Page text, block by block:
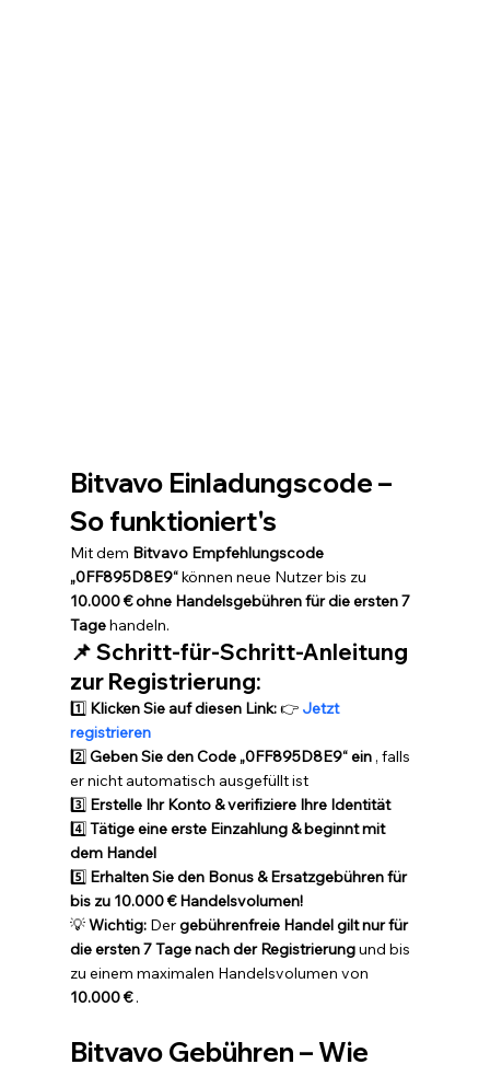
Bitvavo Einladungscode –
So funktioniert's
Mit dem Bitvavo Empfehlungscode
„0FF895D8E9“ können neue Nutzer bis zu
10.000 € ohne Handelsgebühren für die ersten 7
Tage handeln.
📌 Schritt-für-Schritt-Anleitung
zur Registrierung:
1️⃣ Klicken Sie auf diesen Link: 👉 Jetzt
registrieren
2️⃣ Geben Sie den Code „0FF895D8E9“ ein , falls
er nicht automatisch ausgefüllt ist
3️⃣ Erstelle Ihr Konto & verifiziere Ihre Identität
4️⃣ Tätige eine erste Einzahlung & beginnt mit
dem Handel
5️⃣ Erhalten Sie den Bonus & Ersatzgebühren für
bis zu 10.000 € Handelsvolumen!
💡 Wichtig: Der gebührenfreie Handel gilt nur für
die ersten 7 Tage nach der Registrierung und bis
zu einem maximalen Handelsvolumen von
10.000 € .
Bitvavo Gebühren – Wie